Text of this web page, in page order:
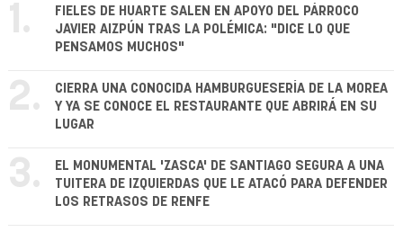
1.
FIELES DE HUARTE SALEN EN APOYO DEL PÁRROCO
JAVIER AIZPÚN TRAS LA POLÉMICA: "DICE LO QUE
PENSAMOS MUCHOS"
2.
CIERRA UNA CONOCIDA HAMBURGUESERÍA DE LA MOREA
Y YA SE CONOCE EL RESTAURANTE QUE ABRIRÁ EN SU
LUGAR
3.
EL MONUMENTAL 'ZASCA' DE SANTIAGO SEGURA A UNA
TUITERA DE IZQUIERDAS QUE LE ATACÓ PARA DEFENDER
LOS RETRASOS DE RENFE